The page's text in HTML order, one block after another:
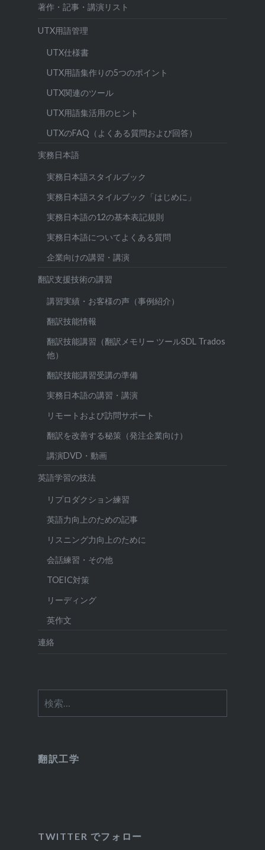
著作・記事・講演リスト
UTX用語管理
UTX仕様書
UTX用語集作りの5つのポイント
UTX関連のツール
UTX用語集活用のヒント
UTXのFAQ（よくある質問および回答）
実務日本語
実務日本語スタイルブック
実務日本語スタイルブック「はじめに」
実務日本語の12の基本表記規則
実務日本語についてよくある質問
企業向けの講習・講演
翻訳支援技術の講習
講習実績・お客様の声（事例紹介）
翻訳技能情報
翻訳技能講習（翻訳メモリー ツールSDL Trados
他）
翻訳技能講習受講の準備
実務日本語の講習・講演
リモートおよび訪問サポート
翻訳を改善する秘策（発注企業向け）
講演DVD・動画
英語学習の技法
リプロダクション練習
英語力向上のための記事
リスニング力向上のために
会話練習・その他
TOEIC対策
リーディング
英作文
連絡
索:
翻訳工学
TWITTER でフォロー